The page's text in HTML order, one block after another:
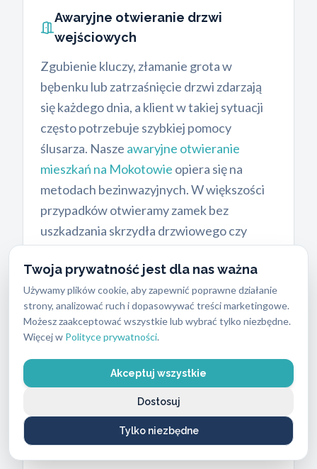
Twoja prywatność jest dla nas ważna
Używamy plików cookie, aby zapewnić poprawne działanie
strony, analizować ruch i dopasowywać treści marketingowe.
Możesz zaakceptować wszystkie lub wybrać tylko niezbędne.
Więcej w Polityce prywatności.
Akceptuj wszystkie
Tylko niezbędne
Dostosuj
Awaryjne otwieranie drzwi
wejściowych
Zgubienie kluczy, złamanie grota w
bębenku lub zatrzaśnięcie drzwi zdarzają
się każdego dnia, a klient w takiej sytuacji
często potrzebuje szybkiej pomocy
ślusarza. Nasze awaryjne otwieranie
mieszkań na Mokotowie opiera się na
metodach bezinwazyjnych. W większości
przypadków otwieramy zamek bez
uszkadzania skrzydła drzwiowego czy
ościeżnicy. Stosujemy specjalistyczne
wytrychy i narzędzia dekoderskie.
Pozwalają one na precyzyjne
manipulowanie mechanizmem. Po otwarciu
drzwi często wystarczy jedynie wymienić
skrzynki pocztowe, kłódki oraz sejfy, a
takie metody ograniczają ryzyko szkód.
Bezinwazyjne otwieranie
samochodów